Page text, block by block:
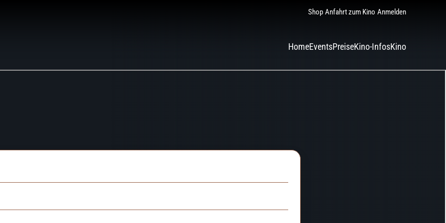
Shop Anfahrt zum Kino Anmelden
HomeEventsPreiseKino-InfosKino